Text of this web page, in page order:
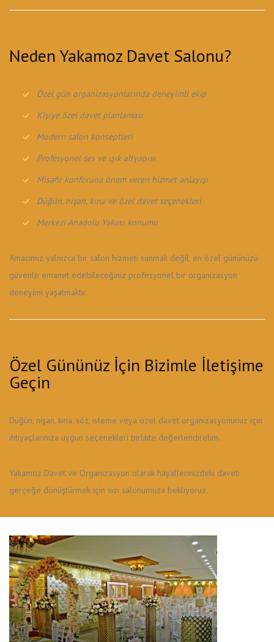
Neden Yakamoz Davet Salonu?
Özel gün organizasyonlarında deneyimli ekip
Kişiye özel davet planlaması
Modern salon konseptleri
Profesyonel ses ve ışık altyapısı
Misafir konforuna önem veren hizmet anlayışı
Düğün, nişan, kına ve özel davet seçenekleri
Merkezi Anadolu Yakası konumu
Amacımız yalnızca bir salon hizmeti sunmak değil, en özel gününüzü
güvenle emanet edebileceğiniz profesyonel bir organizasyon
deneyimi yaşatmaktır.
Özel Gününüz İçin Bizimle İletişime
Geçin
Düğün, nişan, kına, söz, isteme veya özel davet organizasyonunuz için
ihtiyaçlarınıza uygun seçenekleri birlikte değerlendirelim.
Yakamoz Davet ve Organizasyon olarak hayallerinizdeki daveti
gerçeğe dönüştürmek için sizi salonumuza bekliyoruz.